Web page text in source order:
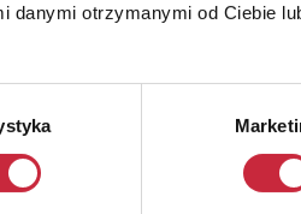
danymi otrzymanymi od Ciebie
Nr
olej,